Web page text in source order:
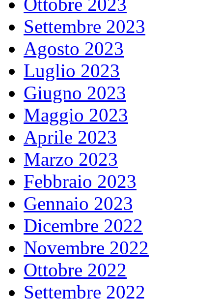
Settembre 2023
Agosto 2023
Luglio 2023
Giugno 2023
Maggio 2023
Aprile 2023
Marzo 2023
Febbraio 2023
Gennaio 2023
Dicembre 2022
Novembre 2022
Ottobre 2022
Settembre 2022